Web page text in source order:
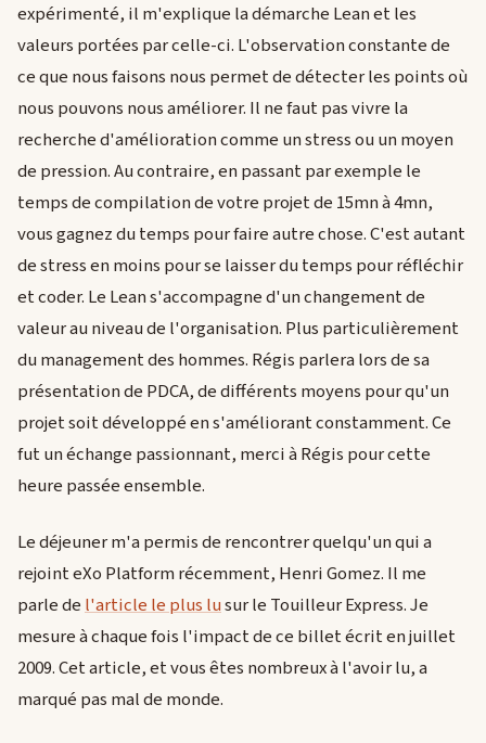
expérimenté, il m'explique la démarche Lean et les
valeurs portées par celle-ci. L'observation constante de
ce que nous faisons nous permet de détecter les points où
nous pouvons nous améliorer. Il ne faut pas vivre la
recherche d'amélioration comme un stress ou un moyen
de pression. Au contraire, en passant par exemple le
temps de compilation de votre projet de 15mn à 4mn,
vous gagnez du temps pour faire autre chose. C'est autant
de stress en moins pour se laisser du temps pour réfléchir
et coder. Le Lean s'accompagne d'un changement de
valeur au niveau de l'organisation. Plus particulièrement
du management des hommes. Régis parlera lors de sa
présentation de PDCA, de différents moyens pour qu'un
projet soit développé en s'améliorant constamment. Ce
fut un échange passionnant, merci à Régis pour cette
heure passée ensemble.
Le déjeuner m'a permis de rencontrer quelqu'un qui a
rejoint eXo Platform récemment, Henri Gomez. Il me
parle de l'article le plus lusur le Touilleur Express. Je
mesure à chaque fois l'impact de ce billet écrit en juillet
2009. Cet article, et vous êtes nombreux à l'avoir lu, a
marqué pas mal de monde.